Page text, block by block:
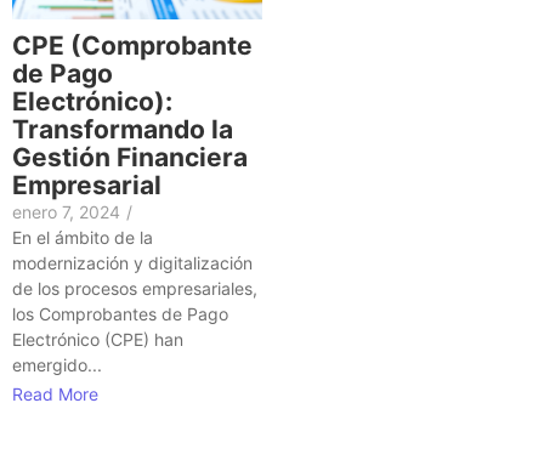
CPE (Comprobante
de Pago
Electrónico):
Transformando la
Gestión Financiera
Empresarial
enero 7, 2024 /
En el ámbito de la
modernización y digitalización
de los procesos empresariales,
los Comprobantes de Pago
Electrónico (CPE) han
emergido...
Read More